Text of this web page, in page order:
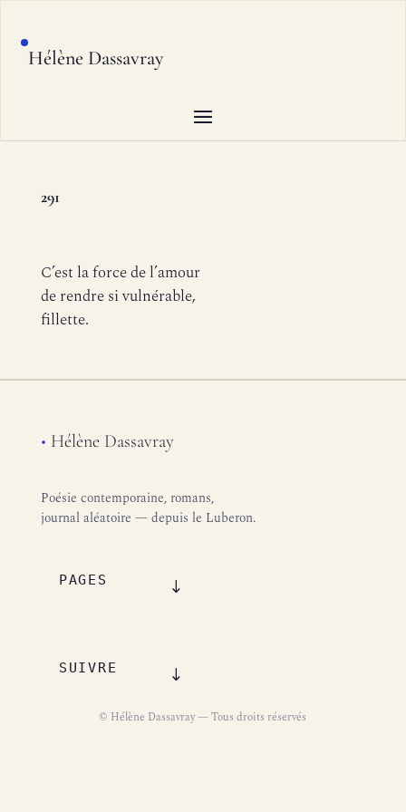
Hélène Dassavray
291
C’est la force de l’amour
de rendre si vulnérable,
fillette.
• Hélène Dassavray
Poésie contemporaine, romans,
journal aléatoire — depuis le Luberon.
PAGES
SUIVRE
© Hélène Dassavray — Tous droits réservés